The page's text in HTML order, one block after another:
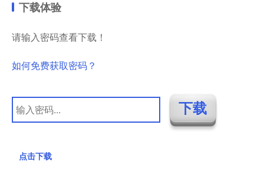
下载体验
请输入密码查看下载！
如何免费获取密码？
点击下载